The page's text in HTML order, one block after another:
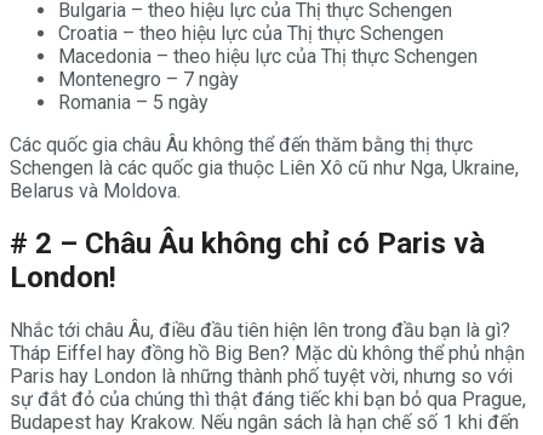
Bulgaria – theo hiệu lực của Thị thực Schengen
Croatia – theo hiệu lực của Thị thực Schengen
Macedonia – theo hiệu lực của Thị thực Schengen
Montenegro – 7 ngày
Romania – 5 ngày
Các quốc gia châu Âu không thể đến thăm bằng thị thực
Schengen là các quốc gia thuộc Liên Xô cũ như Nga, Ukraine,
Belarus và Moldova.
# 2 – Châu Âu không chỉ có Paris và
London!
Nhắc tới châu Âu, điều đầu tiên hiện lên trong đầu bạn là gì?
Tháp Eiffel hay đồng hồ Big Ben? Mặc dù không thể phủ nhận
Paris hay London là những thành phố tuyệt vời, nhưng so với
sự đắt đỏ của chúng thì thật đáng tiếc khi bạn bỏ qua Prague,
Budapest hay Krakow. Nếu ngân sách là hạn chế số 1 khi đến